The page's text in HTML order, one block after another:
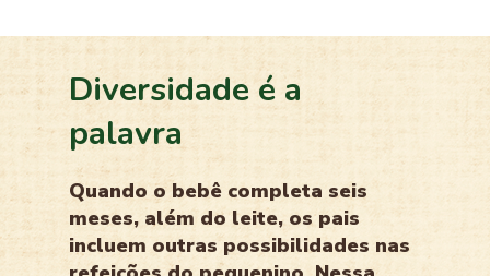
Diversidade é a
palavra
Quando o bebê completa seis
meses, além do leite, os pais
incluem outras possibilidades nas